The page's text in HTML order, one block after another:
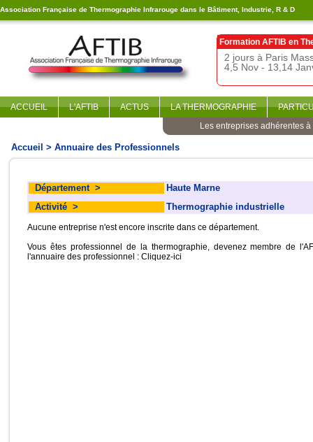
Association Française de Thermographie Infrarouge dans le Bâtiment, Industrie, R & D
Formation AFTIB en
2 jours à Paris
4,5 Nov - 13,14
ACCUEIL L'AFTIB ACTUS LA THERMOGRAPHIE
Les entreprises adhérentes à
Accueil > Annuaire des Professionnels
Département >
Haute Marne
Activité > Thermographie industrielle
Aucune entreprise n'est encore inscrite dans ce département.
Vous êtes professionnel de la thermographie, devenez membre de
l'annuaire des professionnel : Cliquez-ici